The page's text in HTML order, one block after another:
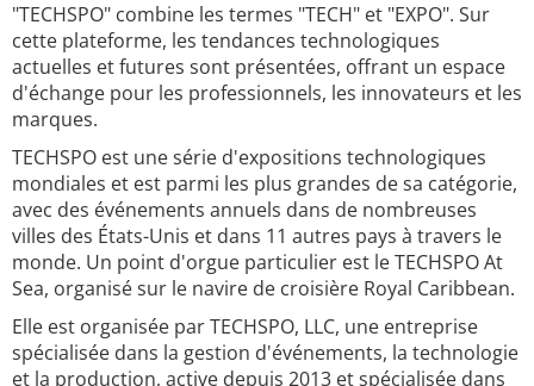
"TECHSPO" combine les termes "TECH" et "EXPO". Sur
cette plateforme, les tendances technologiques
actuelles et futures sont présentées, offrant un espace
d'échange pour les professionnels, les innovateurs et les
marques.
TECHSPO est une série d'expositions technologiques
mondiales et est parmi les plus grandes de sa catégorie,
avec des événements annuels dans de nombreuses
villes des États-Unis et dans 11 autres pays à travers le
monde. Un point d'orgue particulier est le TECHSPO At
Sea, organisé sur le navire de croisière Royal Caribbean.
Elle est organisée par TECHSPO, LLC, une entreprise
spécialisée dans la gestion d'événements, la technologie
et la production, active depuis 2013 et spécialisée dans